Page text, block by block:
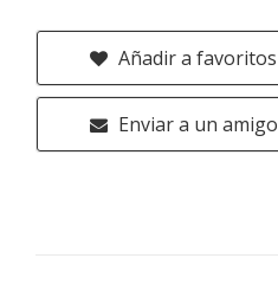
Añadir a favoritos
Enviar a un amigo